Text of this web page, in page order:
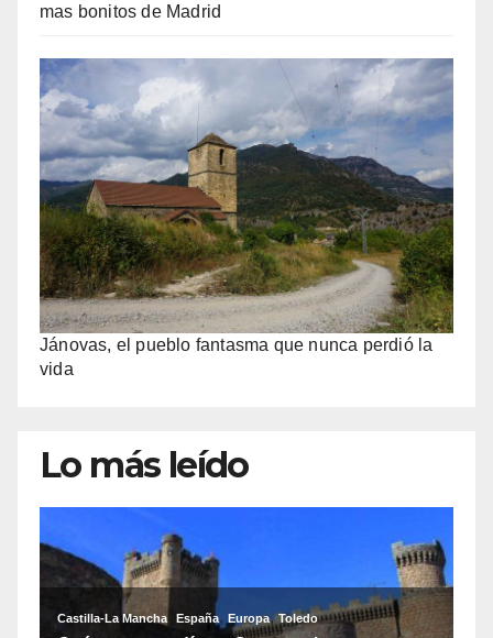
mas bonitos de Madrid
Jánovas, el pueblo fantasma que nunca perdió la
vida
Lo más leído